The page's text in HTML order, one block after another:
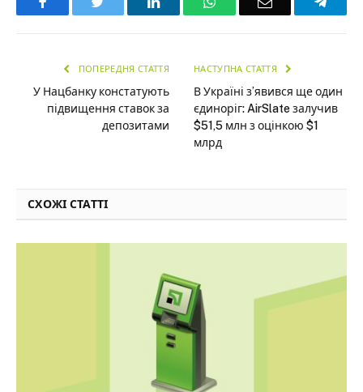
ПОПЕРЕДНЯ СТАТТЯ
У Нацбанку констатують
підвищення ставок за
депозитами
НАСТУПНА СТАТТЯ
В Україні з’явився ще один
єдиноріг: AirSlate залучив
$51,5 млн з оцінкою $1
млрд
СХОЖІ СТАТТІ